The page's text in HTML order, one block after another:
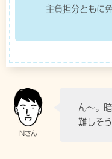
主負担分ともに
ん〜。
難しそう